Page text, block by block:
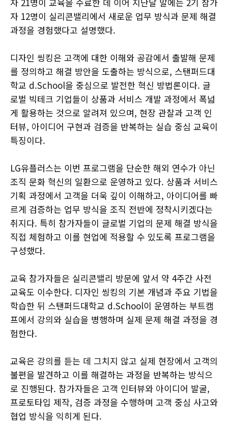
자 12명이 실리콘밸리에서 새로운 업무 방식과 문제 해결
과정을 경험했다고 설명했다.
디자인 씽킹은 고객에 대한 이해와 공감에서 출발해 문제
를 정의하고 해결 방안을 도출하는 방식으로, 스탠퍼드대
학교 d.School을 중심으로 발전한 혁신 방법론이다. 글
로벌 빅테크 기업들이 상품과 서비스 개발 과정에서 폭넓
게 활용하는 것으로 알려져 있으며, 현장 관찰과 고객 인
터뷰, 아이디어 구현과 검증을 반복하는 실습 중심 교육이
특징이다.
LG유플러스는 이번 프로그램을 단순한 해외 연수가 아닌
조직 문화 혁신의 일환으로 운영하고 있다. 상품과 서비스
기획 과정에서 고객을 더욱 깊이 이해하고, 아이디어를 빠
르게 검증하는 업무 방식을 조직 전반에 정착시키겠다는
취지다. 특히 참가자들이 글로벌 기업의 문제 해결 방식을
직접 체험하고 이를 현업에 적용할 수 있도록 프로그램을
구성했다.
교육 참가자들은 실리콘밸리 방문에 앞서 약 4주간 사전
교육도 이수한다. 디자인 씽킹의 기본 개념과 주요 기법을
학습한 뒤 스탠퍼드대학교 d.School이 운영하는 부트캠
프에서 강의와 실습을 병행하며 실제 문제 해결 과정을 경
험한다.
교육은 강의를 듣는 데 그치지 않고 실제 현장에서 고객의
불편을 발견하고 이를 해결하는 과정을 반복하는 방식으
로 진행된다. 참가자들은 고객 인터뷰와 아이디어 발굴,
프로토타입 제작, 검증 과정을 수행하며 고객 중심 사고와
협업 방식을 익히게 된다.